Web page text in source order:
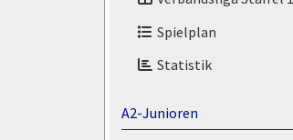
Spielplan
Statistik
A2-Junioren